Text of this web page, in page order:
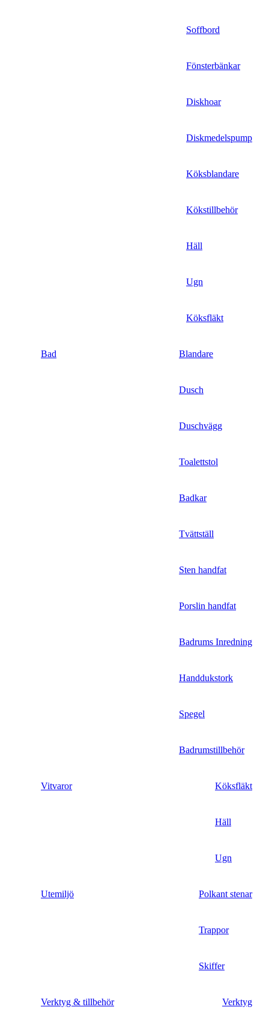
Soffbord
Fönsterbänkar
Diskhoar
Diskmedelspump
Köksblandare
Kökstillbehör
Häll
Ugn
Köksfläkt
Bad Blandare
Dusch
Duschvägg
Toalettstol
Badkar
Tvättställ
Sten handfat
Porslin handfat
Badrums Inredning
Handdukstork​
Spegel
Badrumstillbehör
Vitvaror Köksfläkt
Häll
Ugn
Utemiljö Polkant stenar
Trappor
Skiffer
Verktyg & tillbehör Verktyg